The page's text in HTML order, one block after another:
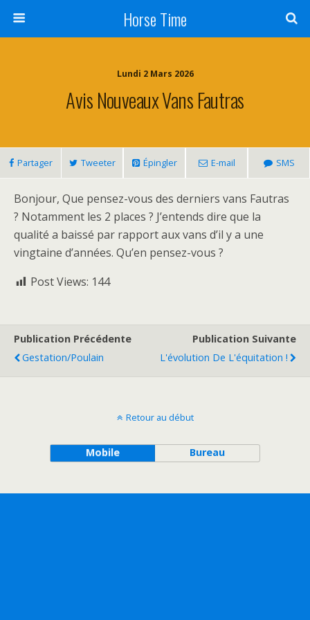
Horse Time
Lundi 2 Mars 2026
Avis Nouveaux Vans Fautras
Partager Tweeter Épingler E-mail SMS
Bonjour, Que pensez-vous des derniers vans Fautras
? Notamment les 2 places ? J’entends dire que la
qualité a baissé par rapport aux vans d’il y a une
vingtaine d’années. Qu’en pensez-vous ?
Post Views: 144
Publication Précédente
Gestation/poulain
Publication Suivante
L'évolution De L'équitation !
Retour au début
Mobile Bureau